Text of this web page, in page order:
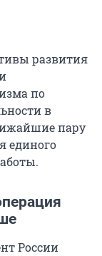
развития
по
в
пару
единого
России